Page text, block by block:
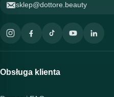
sklep@dottore.beauty
Obsługa klienta